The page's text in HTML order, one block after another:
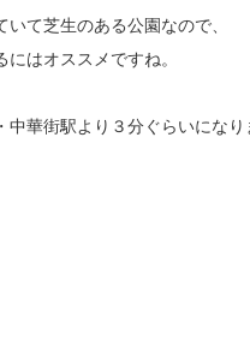
いて芝生のある公園なので、
はオススメですね。
中華街駅より３分ぐらいになり